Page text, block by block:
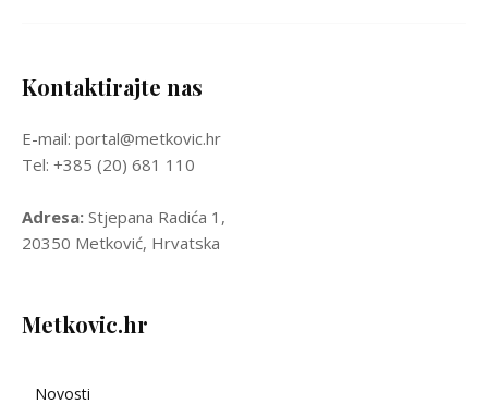
Kontaktirajte nas
E-mail: portal@metkovic.hr
Tel: +385 (20) 681 110
Adresa: Stjepana Radića 1,
20350 Metković, Hrvatska
Metkovic.hr
Novosti